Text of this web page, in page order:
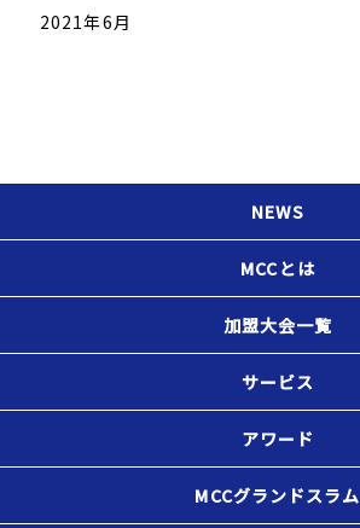
2021年6月
NEWS
MCCとは
加盟大会一覧
サービス
アワード
MCCグランドスラム